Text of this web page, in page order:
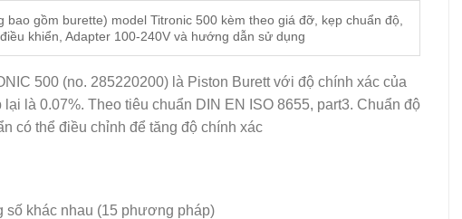
bao gồm burette) model Titronic 500 kèm theo giá đỡ, kẹp chuẩn độ,
khiển, Adapter 100-240V và hướng dẫn sử dụng
500 (no. 285220200) là Piston Burett với độ chính xác của
là 0.07%. Theo tiêu chuẩn DIN EN ISO 8655, part3. Chuẩn độ
có thể điều chỉnh để tăng độ chính xác
khác nhau (15 phương pháp)